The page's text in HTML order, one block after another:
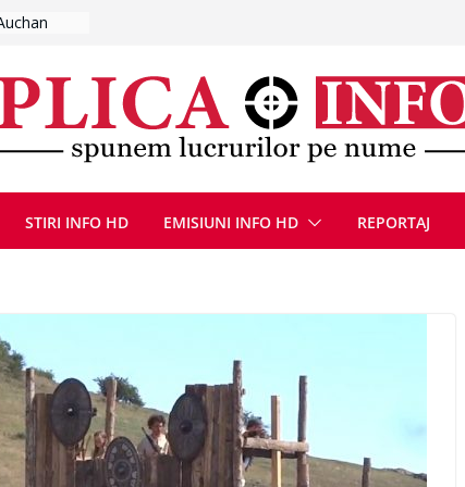
de fum
8 august
la Uricani.
din
cu
STIRI INFO HD EMISIUNI INFO HD REPORTAJ